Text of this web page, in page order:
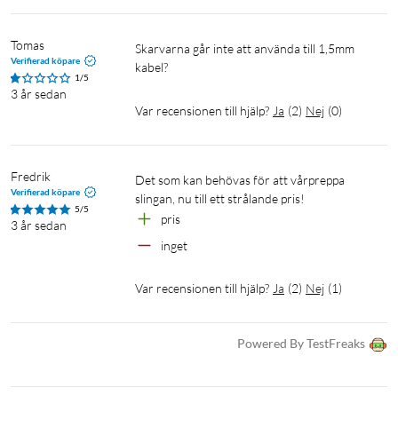
Tomas
Verifierad köpare
1/5
3 år sedan
Skarvarna går inte att använda till 1,5mm
kabel?
Var recensionen till hjälp? Ja (2) Nej (0)
Fredrik
Verifierad köpare
5/5
3 år sedan
Det som kan behövas för att vårpreppa
slingan, nu till ett strålande pris!
pris
inget
Var recensionen till hjälp? Ja (2) Nej (1)
Powered By TestFreaks